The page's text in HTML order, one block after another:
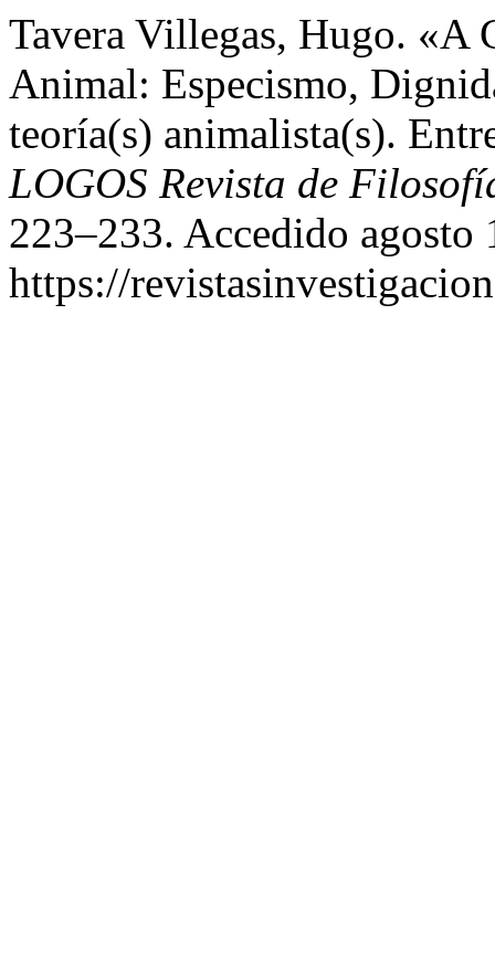
Tavera Villegas, Hugo. «A
Animal: Especismo,
teoría(s) animalista(s).
LOGOS Revista de
223–233. Accedido agosto
https://